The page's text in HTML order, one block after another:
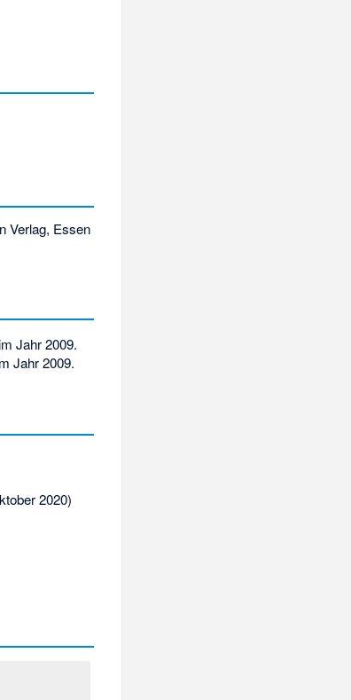
Verlag, Essen
Jahr 2009.
Jahr 2009.
2020)